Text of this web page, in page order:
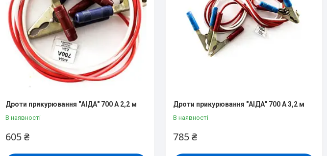
Дроти прикурювання "АІДА" 700 А 2,2 м
В наявності
605 ₴
Дроти прикурювання "АІДА" 700 А 3,2 м
В наявності
785 ₴